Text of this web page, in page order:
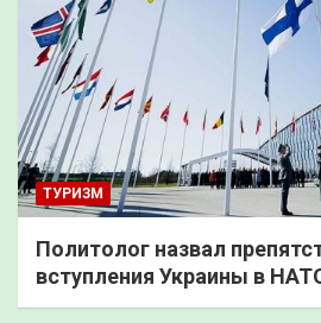
ТУРИЗМ
Политолог назвал
вступления Украины в